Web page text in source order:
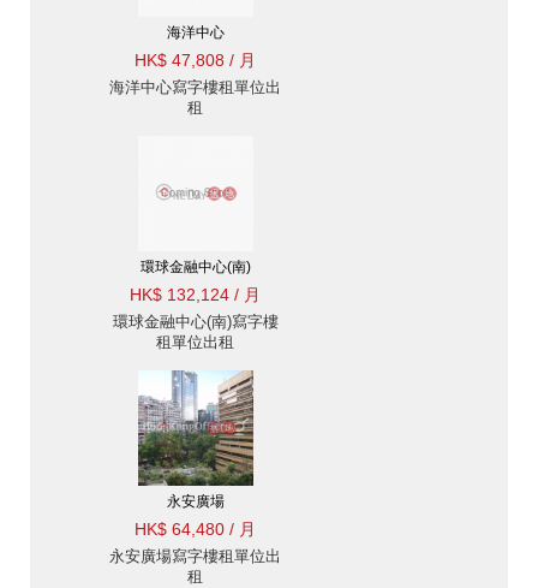
海洋中心
HK$ 47,808 / 月
海洋中心寫字樓租單位出
租
環球金融中心(南)
HK$ 132,124 / 月
環球金融中心(南)寫字樓
租單位出租
永安廣場
HK$ 64,480 / 月
永安廣場寫字樓租單位出
租